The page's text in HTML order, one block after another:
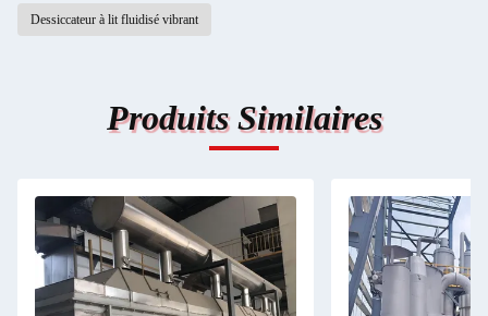
Dessiccateur à lit fluidisé vibrant
Produits Similaires